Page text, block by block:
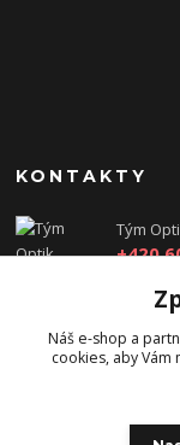
KONTAKTY
Tým
+420
Náš e-shop a
cookies, aby Vám